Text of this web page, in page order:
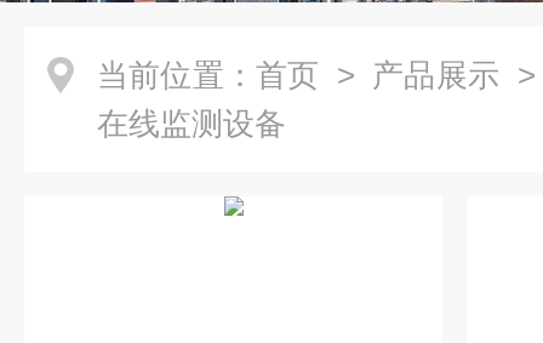
当前位置： 首页 > 产品展示
在线监测设备